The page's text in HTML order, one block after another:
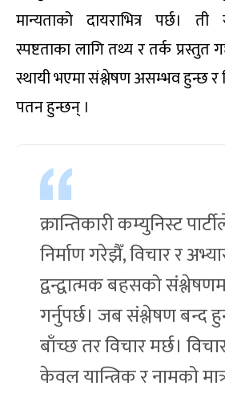
मान्यताको दायराभित्र पर्छ।
स्पष्टताका लागि तथ्य र तर्क
स्थायी भएमा संश्लेषण असम्भव हुन्छ
पतन हुन्छन् ।
क्रान्तिकारी कम्युनिस्ट
निर्माण गरेझैँ, विचार र
द्वन्द्वात्मक बहसको
गर्नुपर्छ। जब संश्लेषण बन्द
बाँच्छ तर विचार मर्छ।
केवल यान्त्रिक र नामको